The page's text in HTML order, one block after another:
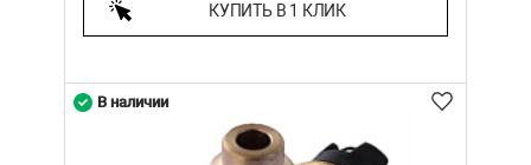
КУПИТЬ В 1 КЛИК
В наличии